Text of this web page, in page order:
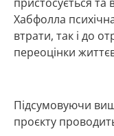
Хабфолла
втрати, так і до
переоцінки
Підсумовуючи
проєкту